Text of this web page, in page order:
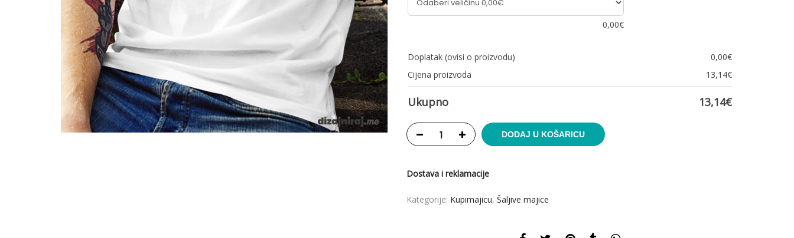
0,00€
Doplatak (ovisi o proizvodu) 0,00€
Cijena proizvoda
13,14€
Ukupno 13,14€
DODAJ U KOŠARICU
Dostava i reklamacije
Kategorije: Kupimajicu, Šaljive majice